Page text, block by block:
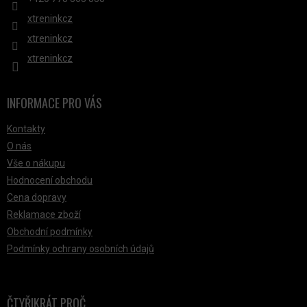
xtreninkcz
xtreninkcz
xtreninkcz
INFORMACE PRO VÁS
Kontakty
O nás
Vše o nákupu
Hodnocení obchodu
Cena dopravy
Reklamace zboží
Obchodní podmínky
Podmínky ochrany osobních údajů
ČTYŘIKRÁT PROČ